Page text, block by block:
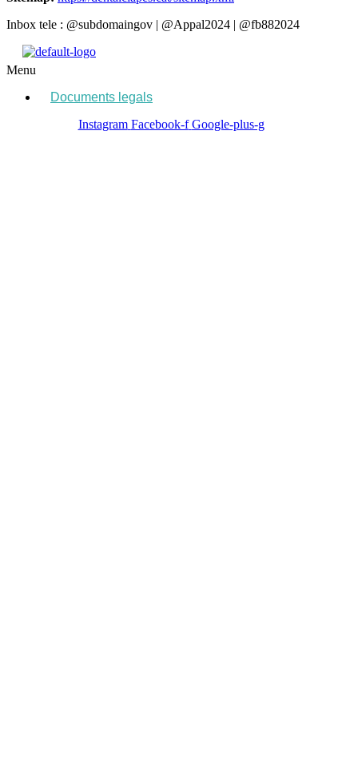
Inbox tele : @subdomaingov | @Appal2024 | @fb882024
Menu
Documents legals
Instagram Facebook-f Google-plus-g